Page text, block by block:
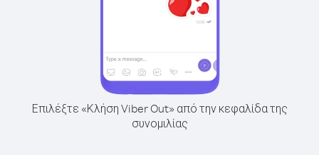
Επιλέξτε «Κλήση Viber Out» από την κεφαλίδα της
συνομιλίας